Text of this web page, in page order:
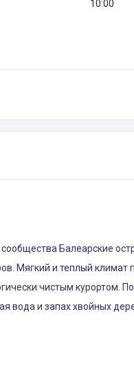
10:00
Балеарские
Мягкий и теплый климат
чистым курортом.
и запах хвойных